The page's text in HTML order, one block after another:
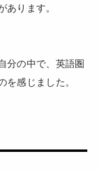
あります。
分の中で、英語圏
を感じました。